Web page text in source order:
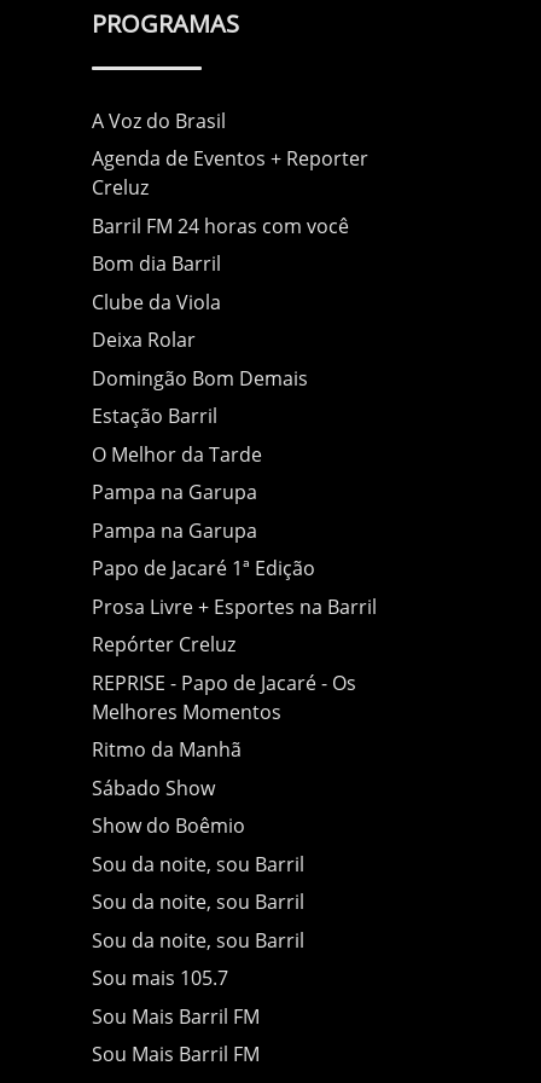
PROGRAMAS
A Voz do Brasil
Agenda de Eventos + Reporter
Creluz
Barril FM 24 horas com você
Bom dia Barril
Clube da Viola
Deixa Rolar
Domingão Bom Demais
Estação Barril
O Melhor da Tarde
Pampa na Garupa
Pampa na Garupa
Papo de Jacaré 1ª Edição
Prosa Livre + Esportes na Barril
Repórter Creluz
REPRISE - Papo de Jacaré - Os
Melhores Momentos
Ritmo da Manhã
Sábado Show
Show do Boêmio
Sou da noite, sou Barril
Sou da noite, sou Barril
Sou da noite, sou Barril
Sou mais 105.7
Sou Mais Barril FM
Sou Mais Barril FM